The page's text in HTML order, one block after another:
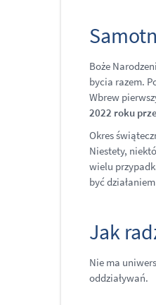
Boże
bycia razem.
Wbrew
2022 roku
Okres
Niestety,
wielu
być
Jak
Nie ma
oddziaływań.